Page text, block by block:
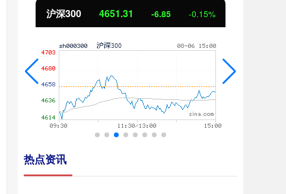
沪深300 4651.31 -6.85 -0.15%
热点资讯